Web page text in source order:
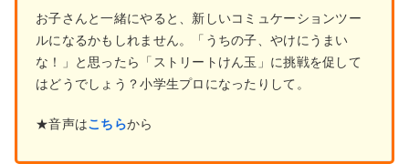
お子さんと一緒にやると、新しいコミュケーションツー
ルになるかもしれません。「うちの子、やけにうまい
な！」と思ったら「ストリートけん玉」に挑戦を促して
はどうでしょう？小学生プロになったりして。
★音声はこちらから